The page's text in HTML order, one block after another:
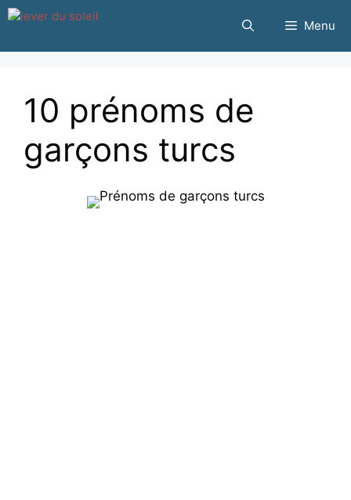
Passer
contenu
Menu
10 prénoms de
garçons turcs